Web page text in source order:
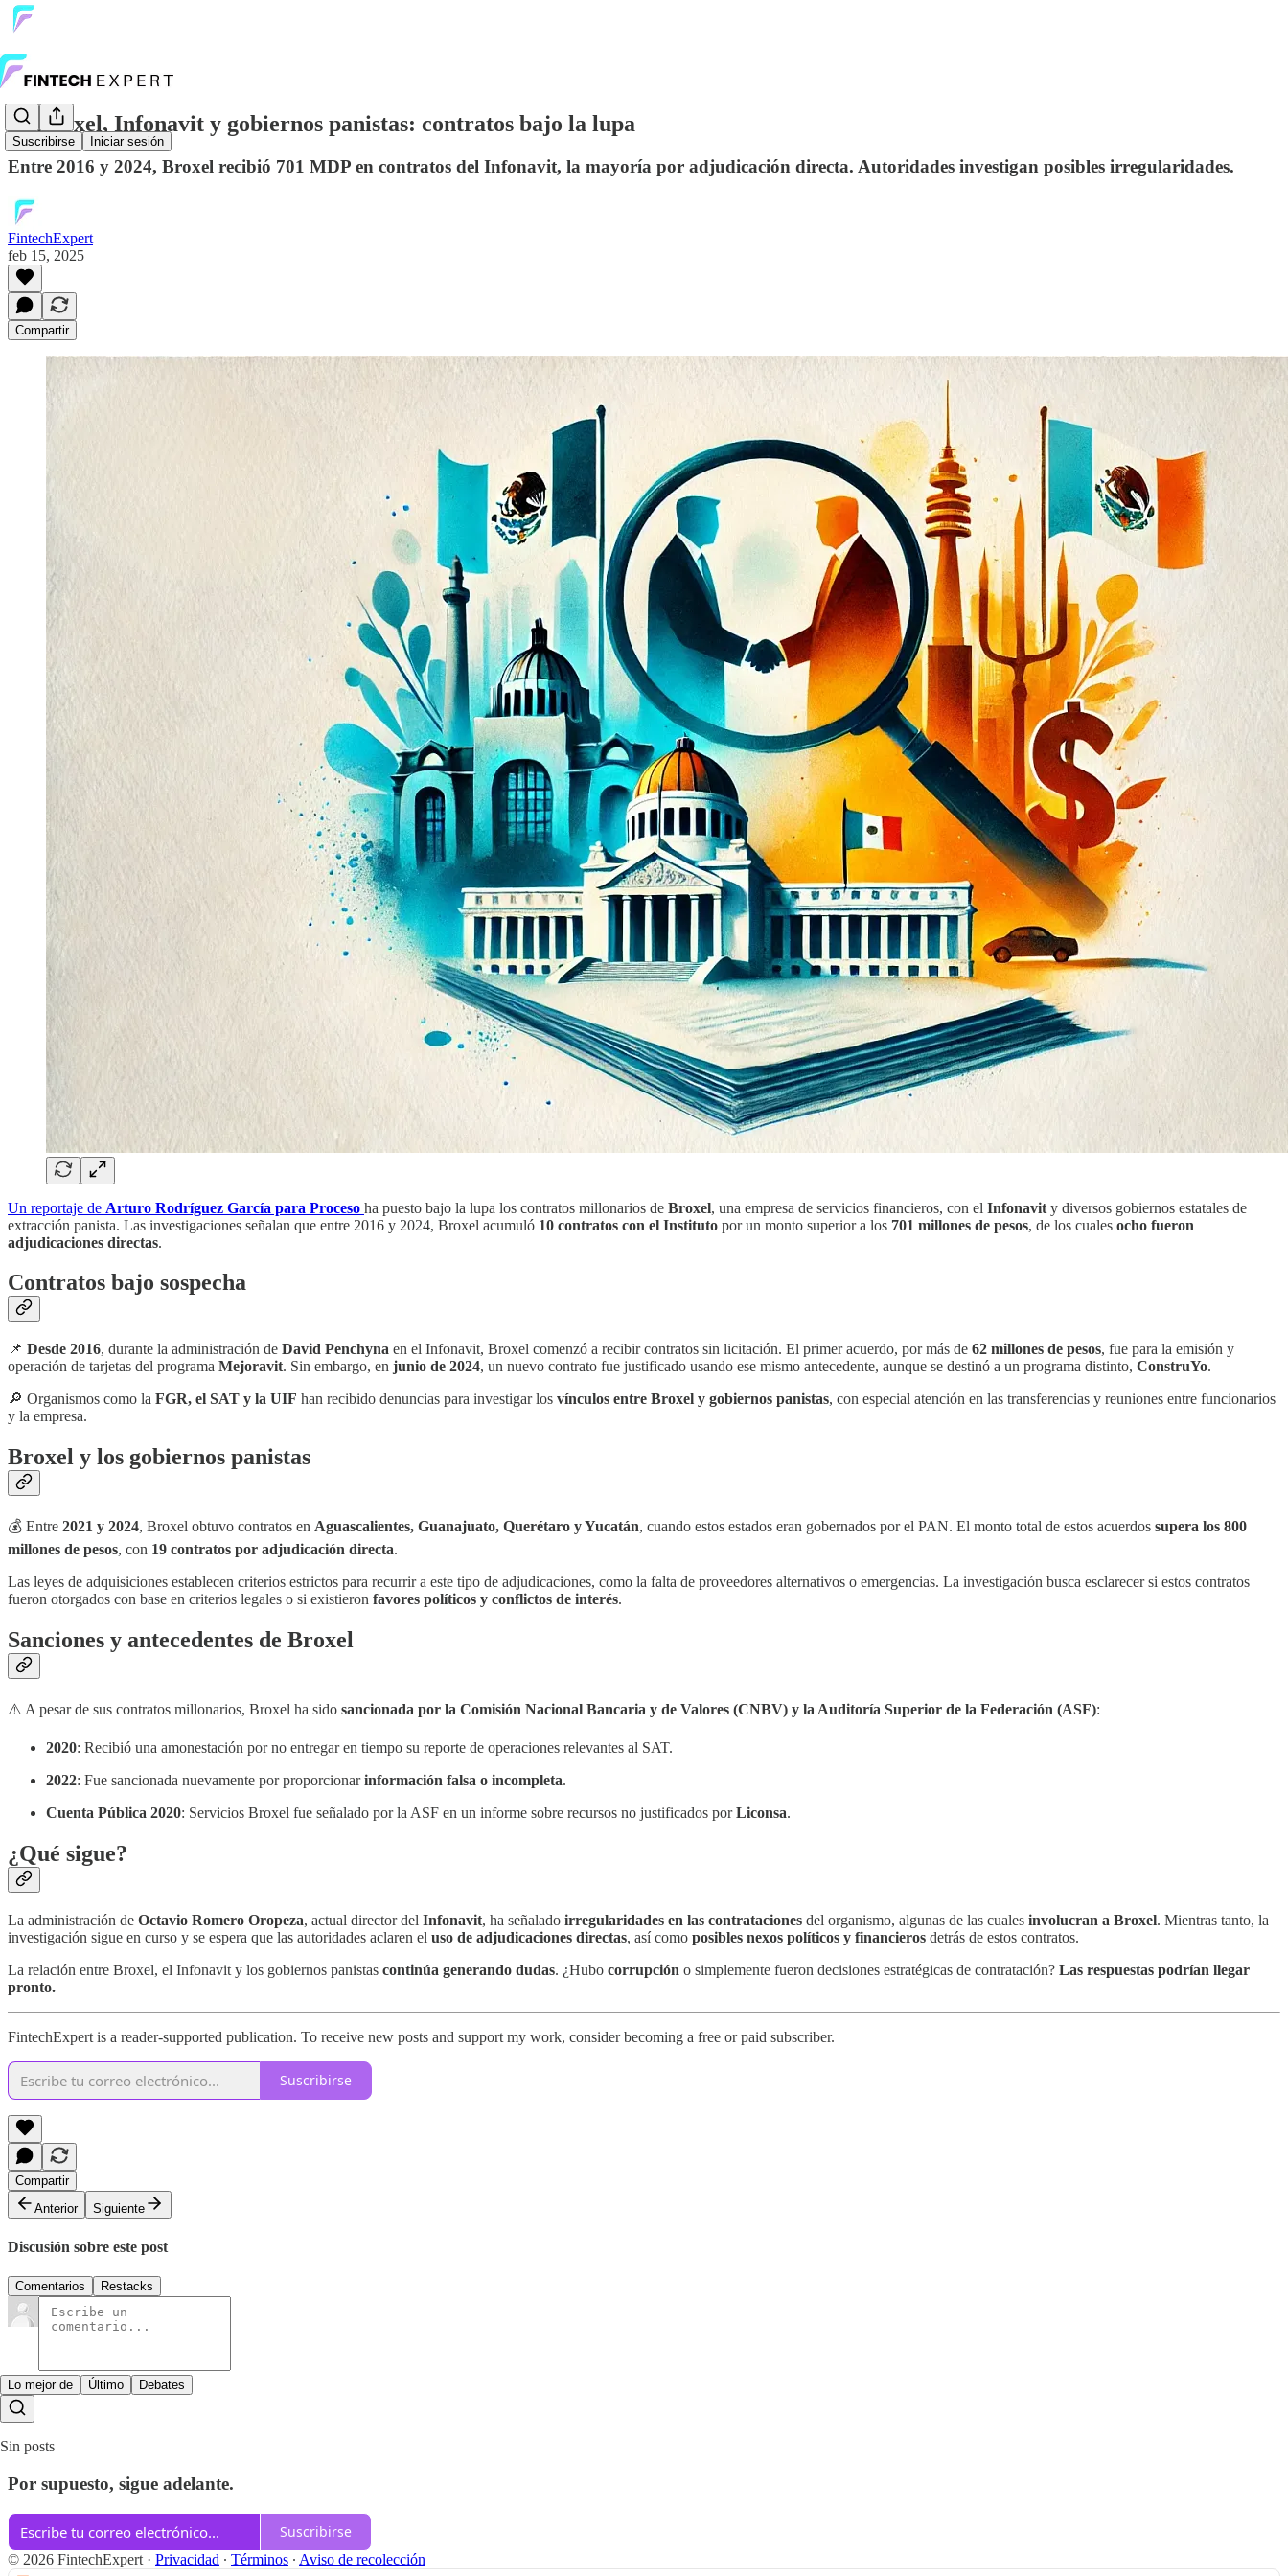
Suscribirse Iniciar sesión
🔎 Broxel, Infonavit y gobiernos panistas: contratos bajo la lupa
Entre 2016 y 2024, Broxel recibió 701 MDP en contratos del Infonavit, la mayoría por adjudicación directa. Autoridades investigan posibles irregularidades.
FintechExpert
feb 15, 2025
Compartir
Un reportaje de Arturo Rodríguez García para Proceso ha puesto bajo la lupa los contratos millonarios de Broxel, una empresa de servicios financieros, con el Infonavit y diversos gobiernos estatales de
extracción panista. Las investigaciones señalan que entre 2016 y 2024, Broxel acumuló 10 contratos con el Instituto por un monto superior a los 701 millones de pesos, de los cuales ocho fueron
adjudicaciones directas.
Contratos bajo sospecha
📌 Desde 2016, durante la administración de David Penchyna en el Infonavit, Broxel comenzó a recibir contratos sin licitación. El primer acuerdo, por más de 62 millones de pesos, fue para la emisión y
operación de tarjetas del programa Mejoravit. Sin embargo, en junio de 2024, un nuevo contrato fue justificado usando ese mismo antecedente, aunque se destinó a un programa distinto, ConstruYo.
🔎 Organismos como la FGR, el SAT y la UIF han recibido denuncias para investigar los vínculos entre Broxel y gobiernos panistas, con especial atención en las transferencias y reuniones entre funcionarios
y la empresa.
Broxel y los gobiernos panistas
💰 Entre 2021 y 2024, Broxel obtuvo contratos en Aguascalientes, Guanajuato, Querétaro y Yucatán, cuando estos estados eran gobernados por el PAN. El monto total de estos acuerdos supera los 800
millones de pesos, con 19 contratos por adjudicación directa.
Las leyes de adquisiciones establecen criterios estrictos para recurrir a este tipo de adjudicaciones, como la falta de proveedores alternativos o emergencias. La investigación busca esclarecer si estos contratos
fueron otorgados con base en criterios legales o si existieron favores políticos y conflictos de interés.
Sanciones y antecedentes de Broxel
⚠️ A pesar de sus contratos millonarios, Broxel ha sido sancionada por la Comisión Nacional Bancaria y de Valores (CNBV) y la Auditoría Superior de la Federación (ASF):
2020: Recibió una amonestación por no entregar en tiempo su reporte de operaciones relevantes al SAT.
2022: Fue sancionada nuevamente por proporcionarinformación falsa o incompleta.
Cuenta Pública 2020: Servicios Broxel fue señalado por la ASF en un informe sobre recursos no justificados porLiconsa.
¿Qué sigue?
La administración de Octavio Romero Oropeza, actual director del Infonavit, ha señalado irregularidades en las contrataciones del organismo, algunas de las cuales involucran a Broxel. Mientras tanto, la
investigación sigue en curso y se espera que las autoridades aclaren el uso de adjudicaciones directas, así como posibles nexos políticos y financieros detrás de estos contratos.
La relación entre Broxel, el Infonavit y los gobiernos panistas continúa generando dudas. ¿Hubo corrupción o simplemente fueron decisiones estratégicas de contratación? Las respuestas podrían llegar
pronto.
FintechExpert is a reader-supported publication. To receive new posts and support my work, consider becoming a free or paid subscriber.
Suscribirse
Compartir
Anterior
Siguiente
Discusión sobre este post
Comentarios Restacks
Lo mejor de Último Debates
Sin posts
Por supuesto, sigue adelante.
Suscribirse
© 2026 FintechExpert · Privacidad ∙ Términos ∙ Aviso de recolección